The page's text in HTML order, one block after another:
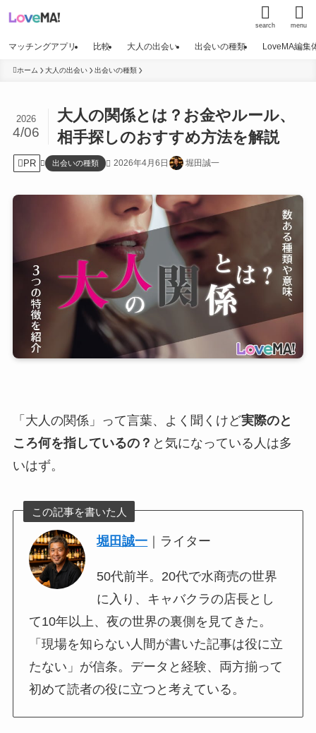
search menu
マッチングアプリ 比較 大人の出会い 出会いの種類 LoveMA編集
ホーム 大人の出会い 出会いの種類
大人の関係とは？お金やルール、
相手探しのおすすめ方法を解説
2026
4/06
PR 出会いの種類 2026年4月6日 堀田誠一
「大人の関係」って言葉、よく聞くけど実際のと
ころ何を指しているの？ と気になっている人は多
いはず。
この記事を書いた人
堀田誠一 ｜ライター
50代前半。20代で水商売の世界
に入り、キャバクラの店長とし
て10年以上、夜の世界の裏側を見てきた。
「現場を知らない人間が書いた記事は役に立
たない」が信条。データと経験、両方揃って
初めて読者の役に立つと考えている。